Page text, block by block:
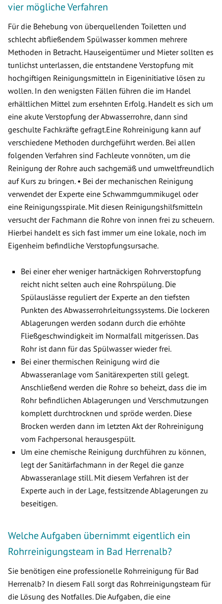
vier mögliche Verfahren
Für die Behebung von überquellenden Toiletten und
schlecht abfließendem Spülwasser kommen mehrere
Methoden in Betracht. Hauseigentümer und Mieter sollten es
tunlichst unterlassen, die entstandene Verstopfung mit
hochgiftigen Reinigungsmitteln in Eigeninitiative lösen zu
wollen. In den wenigsten Fällen führen die im Handel
erhältlichen Mittel zum ersehnten Erfolg. Handelt es sich um
eine akute Verstopfung der Abwasserrohre, dann sind
geschulte Fachkräfte gefragt.Eine Rohreinigung kann auf
verschiedene Methoden durchgeführt werden. Bei allen
folgenden Verfahren sind Fachleute vonnöten, um die
Reinigung der Rohre auch sachgemäß und umweltfreundlich
auf Kurs zu bringen. • Bei der mechanischen Reinigung
verwendet der Experte eine Schwammgummikugel oder
eine Reinigungsspirale. Mit diesen Reinigungshilfsmitteln
versucht der Fachmann die Rohre von innen frei zu scheuern.
Hierbei handelt es sich fast immer um eine lokale, noch im
Eigenheim befindliche Verstopfungsursache.
Bei einer eher weniger hartnäckigen Rohrverstopfung
reicht nicht selten auch eine Rohrspülung. Die
Spülauslässe reguliert der Experte an den tiefsten
Punkten des Abwasserrohrleitungssystems. Die lockeren
Ablagerungen werden sodann durch die erhöhte
Fließgeschwindigkeit im Normalfall mitgerissen. Das
Rohr ist dann für das Spülwasser wieder frei.
Bei einer thermischen Reinigung wird die
Abwasseranlage vom Sanitärexperten still gelegt.
Anschließend werden die Rohre so beheizt, dass die im
Rohr befindlichen Ablagerungen und Verschmutzungen
komplett durchtrocknen und spröde werden. Diese
Brocken werden dann im letzten Akt der Rohreinigung
vom Fachpersonal herausgespült.
Um eine chemische Reinigung durchführen zu können,
legt der Sanitärfachmann in der Regel die ganze
Abwasseranlage still. Mit diesem Verfahren ist der
Experte auch in der Lage, festsitzende Ablagerungen zu
beseitigen.
Welche Aufgaben übernimmt eigentlich ein
Rohrreinigungsteam in Bad Herrenalb?
Sie benötigen eine professionelle Rohrreinigung für Bad
Herrenalb? In diesem Fall sorgt das Rohrreinigungsteam für
die Lösung des Notfalles. Die Aufgaben, die eine